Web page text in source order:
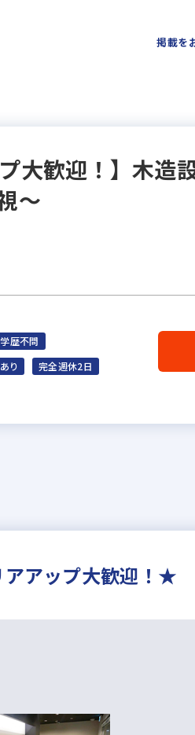
掲載を
大歓迎！】木
～
学歴不問
り
完全週休2日
アップ大歓迎！★